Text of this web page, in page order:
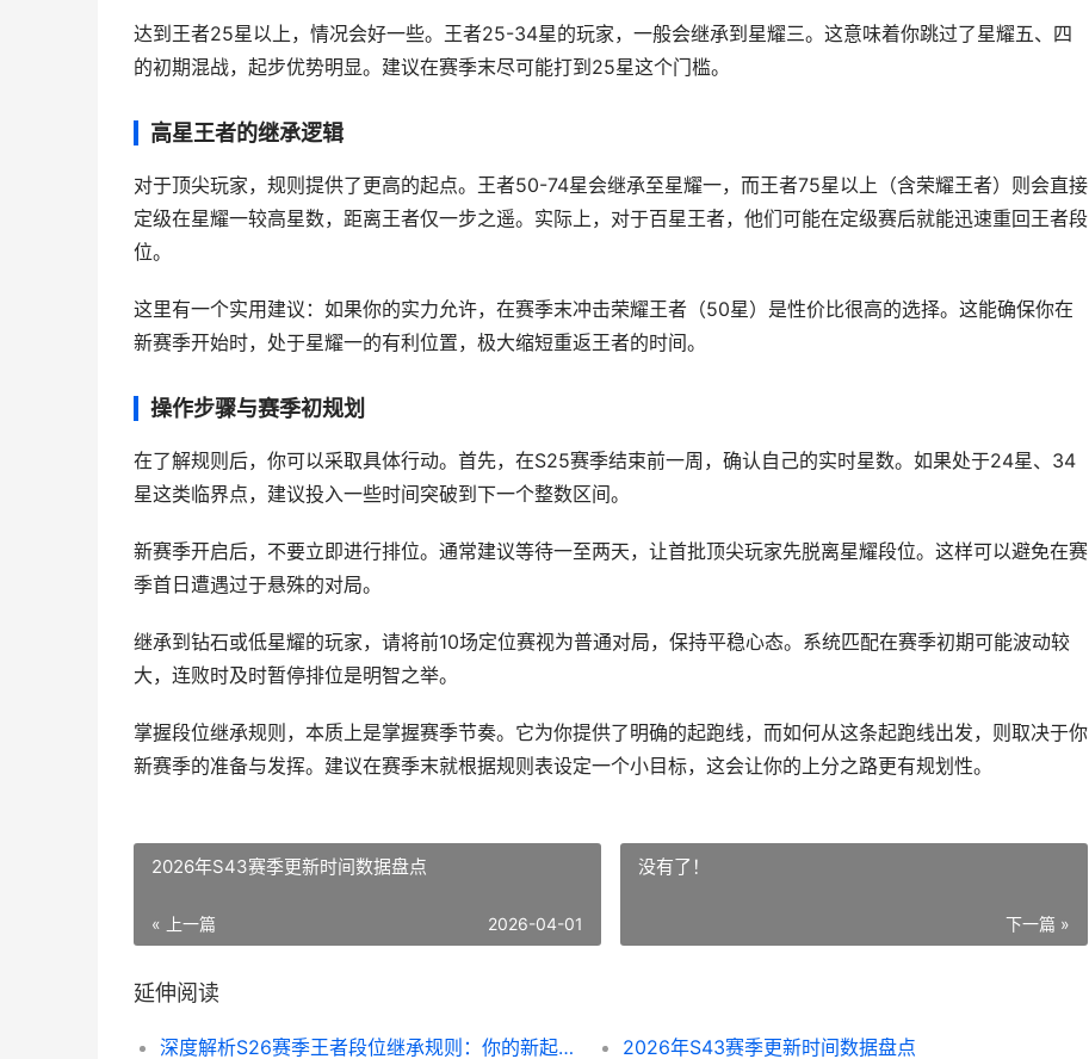
达到王者25星以上，情况会好一些。王者25-34星的玩家，一般会继承到星耀三。这意味着你跳过了星耀五、四
的初期混战，起步优势明显。建议在赛季末尽可能打到25星这个门槛。
高星王者的继承逻辑
对于顶尖玩家，规则提供了更高的起点。王者50-74星会继承至星耀一，而王者75星以上（含荣耀王者）则会直接
定级在星耀一较高星数，距离王者仅一步之遥。实际上，对于百星王者，他们可能在定级赛后就能迅速重回王者段
位。
这里有一个实用建议：如果你的实力允许，在赛季末冲击荣耀王者（50星）是性价比很高的选择。这能确保你在
新赛季开始时，处于星耀一的有利位置，极大缩短重返王者的时间。
操作步骤与赛季初规划
在了解规则后，你可以采取具体行动。首先，在S25赛季结束前一周，确认自己的实时星数。如果处于24星、34
星这类临界点，建议投入一些时间突破到下一个整数区间。
新赛季开启后，不要立即进行排位。通常建议等待一至两天，让首批顶尖玩家先脱离星耀段位。这样可以避免在赛
季首日遭遇过于悬殊的对局。
继承到钻石或低星耀的玩家，请将前10场定位赛视为普通对局，保持平稳心态。系统匹配在赛季初期可能波动较
大，连败时及时暂停排位是明智之举。
掌握段位继承规则，本质上是掌握赛季节奏。它为你提供了明确的起跑线，而如何从这条起跑线出发，则取决于你
新赛季的准备与发挥。建议在赛季末就根据规则表设定一个小目标，这会让你的上分之路更有规划性。
2026年S43赛季更新时间数据盘点
« 上一篇 2026-04-01
没有了！
下一篇 »
延伸阅读
深度解析S26赛季王者段位继承规则：你的新起点在哪里 2026年S43赛季更新时间数据盘点